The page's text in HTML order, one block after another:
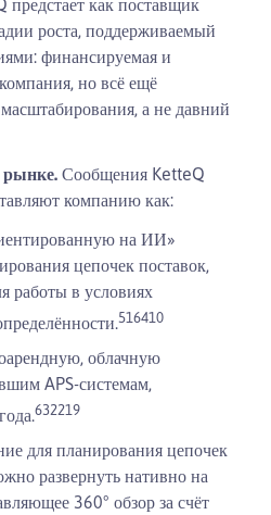
роста, поддерживаемый
финансируемая и
но всё ещё
а не давний
рынке. Сообщения KetteQ
компанию как:
на ИИ»
цепочек поставок,
работы в условиях
516410
облачную
APS-системам,
632219
для планирования цепочек
развернуть нативно на
360° обзор за счёт